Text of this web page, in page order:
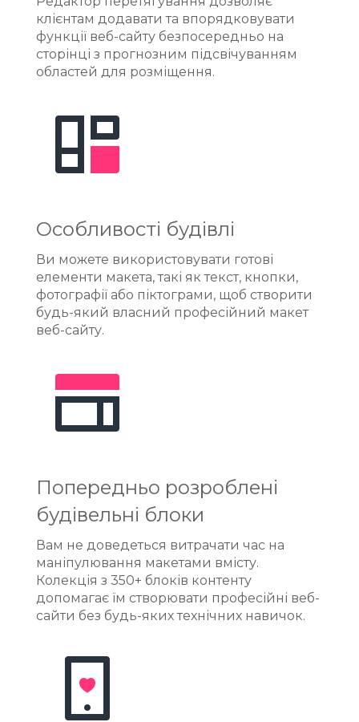
клієнтам додавати та впорядковувати
функції веб-сайту безпосередньо на
сторінці з прогнозним підсвічуванням
областей для розміщення.
Особливості будівлі
Ви можете використовувати готові
елементи макета, такі як текст, кнопки,
фотографії або піктограми, щоб створити
будь-який власний професійний макет
веб-сайту.
Попередньо розроблені
будівельні блоки
Вам не доведеться витрачати час на
маніпулювання макетами вмісту.
Колекція з 350+ блоків контенту
допомагає їм створювати професійні веб-
сайти без будь-яких технічних навичок.